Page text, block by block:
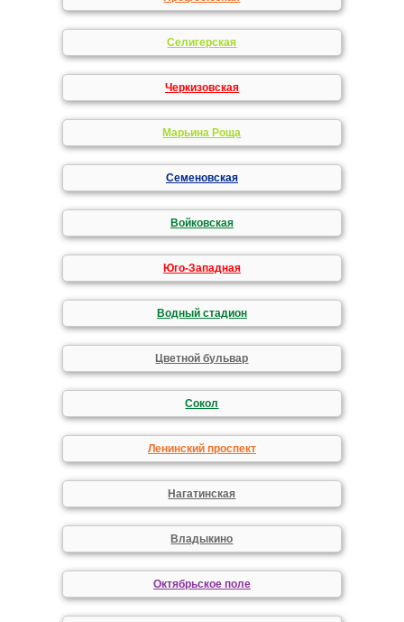
Селигерская
Черкизовская
Марьина Роща
Семеновская
Войковская
Юго-Западная
Водный стадион
Цветной бульвар
Сокол
Ленинский проспект
Нагатинская
Владыкино
Октябрьское поле